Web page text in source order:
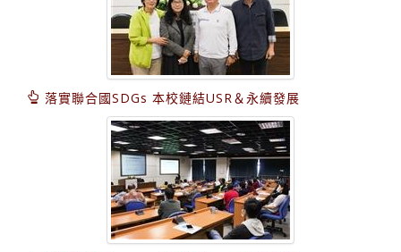
落實聯合國SDGs 本校鏈結USR＆永續發展